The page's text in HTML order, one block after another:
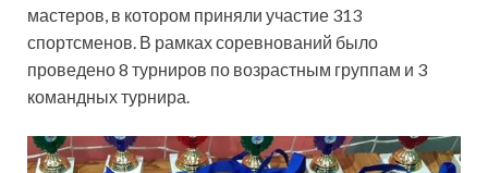
мастеров, в котором приняли участие 313
спортсменов. В рамках соревнований было
проведено 8 турниров по возрастным группам и 3
командных турнира.